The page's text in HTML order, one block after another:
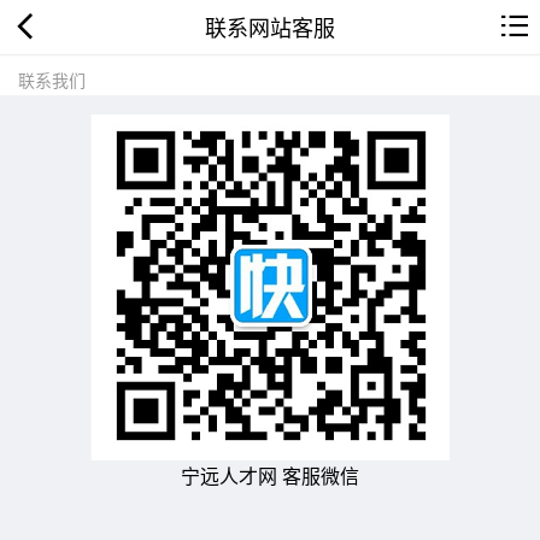
联系网站客服
联系我们
宁远人才网 客服微信